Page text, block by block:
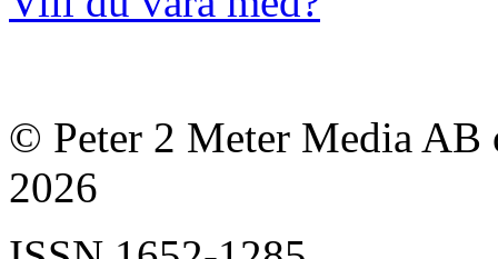
© Peter 2 Meter Media AB
2026